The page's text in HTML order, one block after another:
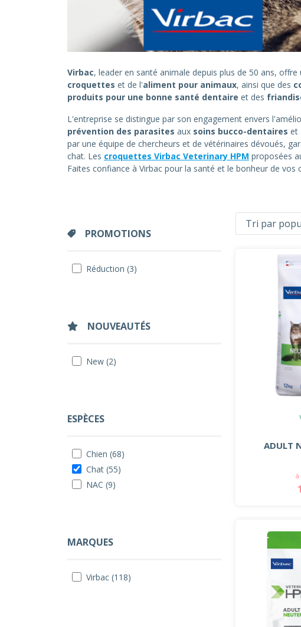
Virbac, leader en santé animale depuis plus de 50 ans,
croquettes et de l'aliment pour animaux, ainsi que des
produits pour une bonne santé dentaire et des
L'entreprise se distingue par son engagement envers
prévention des parasites aux soins bucco-dentaires et
par une équipe de chercheurs et de vétérinaires dévoués,
chat. Les croquettes Virbac Veterinary HPM proposées
Faites confiance à Virbac pour la santé et le bonheur de
PROMOTIONS
Réduction (3)
NOUVEAUTÉS
New (2)
ESPÈCES
Chien (68)
Chat (55)
NAC (9)
MARQUES
Virbac (118)
ADULT